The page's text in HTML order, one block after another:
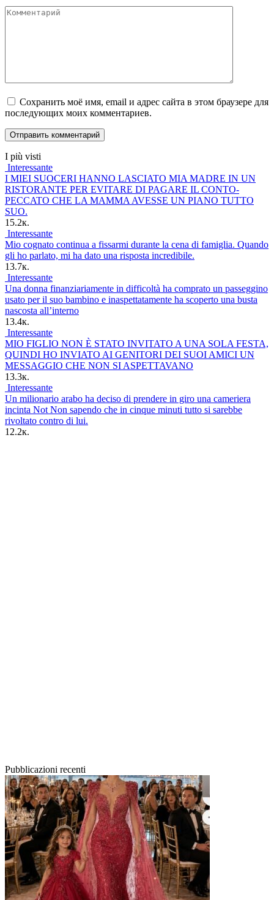
Комментарий
Сохранить моё имя, email и адрес сайта в этом браузере для
последующих моих комментариев.
I più visti
Interessante
I MIEI SUOCERI HANNO LASCIATO MIA MADRE IN UN
RISTORANTE PER EVITARE DI PAGARE IL CONTO-
PECCATO CHE LA MAMMA AVESSE UN PIANO TUTTO
SUO.
15.2к.
Interessante
Mio cognato continua a fissarmi durante la cena di famiglia. Quando
gli ho parlato, mi ha dato una risposta incredibile.
13.7к.
Interessante
Una donna finanziariamente in difficoltà ha comprato un passeggino
usato per il suo bambino e inaspettatamente ha scoperto una busta
nascosta all’interno
13.4к.
Interessante
MIO FIGLIO NON È STATO INVITATO A UNA SOLA FESTA,
QUINDI HO INVIATO AI GENITORI DEI SUOI AMICI UN
MESSAGGIO CHE NON SI ASPETTAVANO
13.3к.
Interessante
Un milionario arabo ha deciso di prendere in giro una cameriera
incinta Not Non sapendo che in cinque minuti tutto si sarebbe
rivoltato contro di lui.
12.2к.
Pubblicazioni recenti